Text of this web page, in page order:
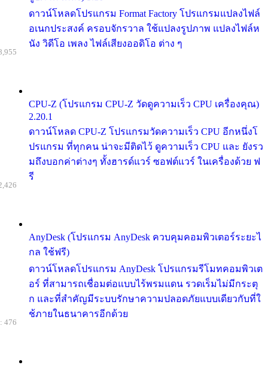
ดาวน์โหลดโปรแกรม Format Factory โปรแกรมแปลงไฟล์
อเนกประสงค์ ครอบจักรวาล ใช้แปลงรูปภาพ แปลงไฟล์ห
นัง วิดีโอ เพลง ไฟล์เสียงออดิโอ ต่าง ๆ
CPU-Z (โปรแกรม CPU-Z วัดดูความเร็ว CPU เครื่องคุณ)
2.20.1
ดาวน์โหลด CPU-Z โปรแกรมวัดความเร็ว CPU อีกหนึ่งโ
ปรแกรม ที่ทุกคน น่าจะมีติดไว้ ดูความเร็ว CPU และ ยังรว
มถึงบอกค่าต่างๆ ทั้งฮารด์แวร์ ซอฟต์แวร์ ในเครื่องด้วย ฟ
รี
AnyDesk (โปรแกรม AnyDesk ควบคุมคอมพิวเตอร์ระยะไ
กล ใช้ฟรี)
ดาวน์โหลดโปรแกรม AnyDesk โปรแกรมรีโมทคอมพิวเต
อร์ ที่สามารถเชื่อมต่อแบบไร้พรมแดน รวดเร็มไม่มีกระตุ
ก และที่สำคัญมีระบบรักษาความปลอดภัยแบบเดียวกับที่ใ
ช้ภายในธนาคารอีกด้วย
476